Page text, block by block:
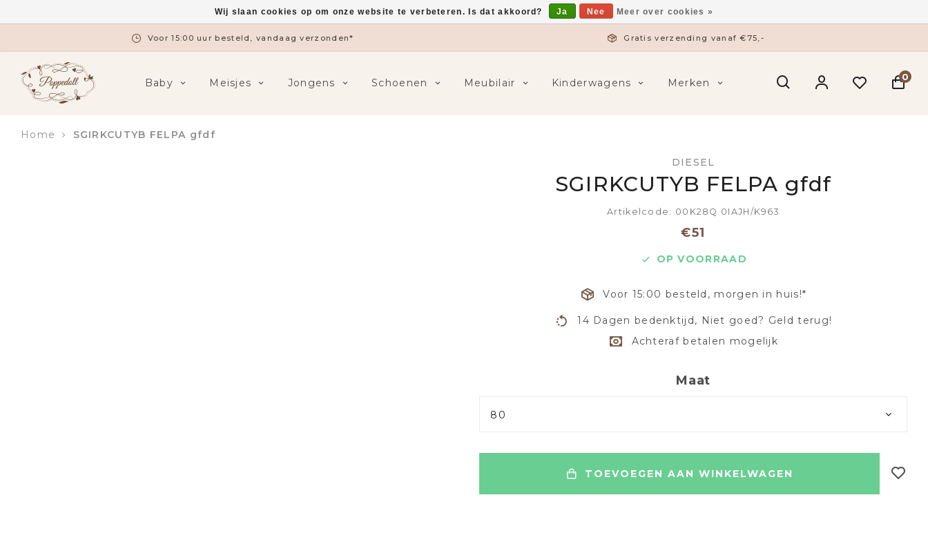
Voor 15:00 uur besteld, vandaag verzonden* Gratis verzending vanaf €75,-
Baby Meisjes Jongens Schoenen Meubilair Kinderwagens Merken 0
Home SGIRKCUTYB FELPA gfdf
DIESEL
SGIRKCUTYB FELPA gfdf
Artikelcode: 00K28Q 0IAJH/K963
€51
OP VOORRAAD
Voor 15:00 besteld, morgen in huis!*
14 Dagen bedenktijd, Niet goed? Geld terug!
Achteraf betalen mogelijk
Maat
80
TOEVOEGEN AAN WINKELWAGEN
Wij slaan cookies op om onze website te verbeteren. Is dat akkoord? Ja Nee Meer over cookies »